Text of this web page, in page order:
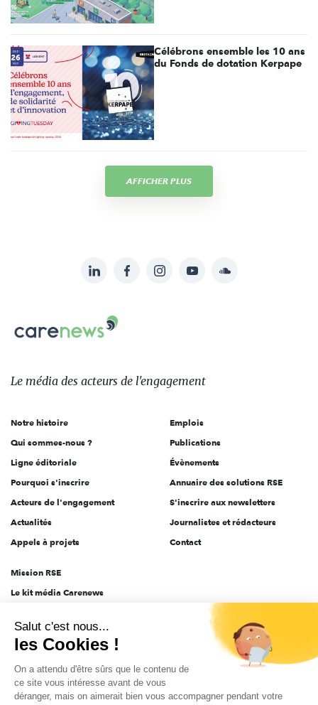
Célébrons ensemble les 10 ans
du Fonds de dotation Kerpape
AFFICHER PLUS
sur:
LinkedInFacebookInstagramYouTubeSoundcloud
Le
des
l'engagement
Le média des acteurs de l'engagement
Notre histoire
Qui sommes-nous ?
Ligne éditoriale
Pourquoi s'inscrire
Acteurs de l'engagement
Actualités
Appels à projets
Emplois
Publications
Évènements
Annuaire des solutions RSE
S'inscrire aux newsletters
Journalistes et rédacteurs
Contact
Mission RSE
Le kit média Carenews
AEF info
Novethic
PRODURABLE
Inclusiv Day
Salut c'est nous...
les Cookies !
On a attendu d'être sûrs que le contenu de
ce site vous intéresse avant de vous
déranger, mais on aimerait bien vous accompagner pendant votre